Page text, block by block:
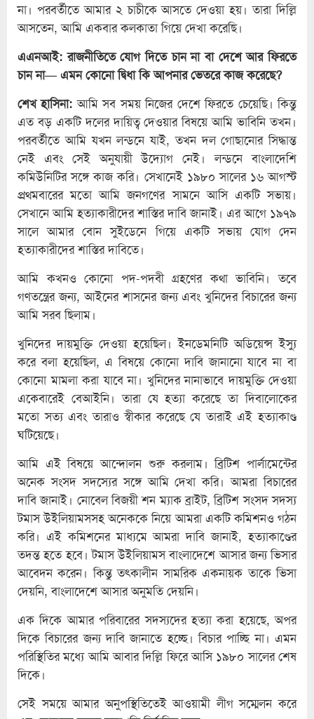
না। পরবর্তীতে আমার ২ চাচীকে আসতে দেওয়া হয়। তারা দিল্লি
আসতেন, আমি একবার কলকাতা গিয়ে দেখা করেছি।
এএনআই: রাজনীতিতে যোগ দিতে চান না বা দেশে আর ফিরতে
চান না— এমন কোনো দ্বিধা কি আপনার ভেতরে কাজ করেছে?
শেখ হাসিনা: আমি সব সময় নিজের দেশে ফিরতে চেয়েছি। কিন্তু
এত বড় একটি দলের দায়িত্ব দেওয়ার বিষয়ে আমি ভাবিনি তখন।
পরবর্তীতে আমি যখন লন্ডনে যাই, তখন দল গোছানোর সিদ্ধান্ত
নেই এবং সেই অনুযায়ী উদ্যোগ নেই। লন্ডনে বাংলাদেশি
কমিউনিটির সঙ্গে কাজ করি। সেখানেই ১৯৮০ সালের ১৬ আগস্ট
প্রথমবারের মতো আমি জনগণের সামনে আসি একটি সভায়।
সেখানে আমি হত্যাকারীদের শাস্তির দাবি জানাই। এর আগে ১৯৭৯
সালে আমার বোন সুইডেনে গিয়ে একটি সভায় যোগ দেন
হত্যাকারীদের শাস্তির দাবিতে।
আমি কখনও কোনো পদ-পদবী গ্রহণের কথা ভাবিনি। তবে
গণতন্ত্রের জন্য, আইনের শাসনের জন্য এবং খুনিদের বিচারের জন্য
আমি সরব ছিলাম।
খুনিদের দায়মুক্তি দেওয়া হয়েছিল। ইনডেমনিটি অডিয়েন্স ইস্যু
করে বলা হয়েছিল, এ বিষয়ে কোনো দাবি জানানো যাবে না বা
কোনো মামলা করা যাবে না। খুনিদের নানাভাবে দায়মুক্তি দেওয়া
একেবারেই বেআইনি। তারা যে হত্যা করেছে তা দিবালোকের
মতো সত্য এবং তারাও স্বীকার করেছে যে তারাই এই হত্যাকাণ্ড
ঘটিয়েছে।
আমি এই বিষয়ে আন্দোলন শুরু করলাম। ব্রিটিশ পার্লামেন্টের
অনেক সংসদ সদস্যের সঙ্গে আমি দেখা করি। আমরা বিচারের
দাবি জানাই। নোবেল বিজয়ী শন ম্যাক ব্রাইট, ব্রিটিশ সংসদ সদস্য
টমাস উইলিয়ামসসহ অনেককে নিয়ে আমরা একটি কমিশনও গঠন
করি। এই কমিশনের মাধ্যমে আমরা দাবি জানাই, হত্যাকাণ্ডের
তদন্ত হতে হবে। টমাস উইলিয়ামস বাংলাদেশে আসার জন্য ভিসার
আবেদন করেন। কিন্তু তৎকালীন সামরিক একনায়ক তাকে ভিসা
দেয়নি, বাংলাদেশে আসার অনুমতি দেয়নি।
এক দিকে আমার পরিবারের সদস্যদের হত্যা করা হয়েছে, অপর
দিকে বিচারের জন্য দাবি জানাতে হচ্ছে। বিচার পাচ্ছি না। এমন
পরিস্থিতির মধ্যে আমি আবার দিল্লি ফিরে আসি ১৯৮০ সালের শেষ
দিকে।
সেই সময়ে আমার অনুপস্থিতিতেই আওয়ামী লীগ সম্মেলন করে